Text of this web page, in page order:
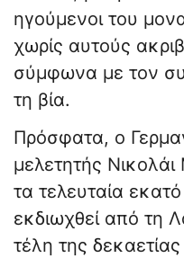
ηγούμενοι του
χωρίς αυτούς
σύμφωνα με τον
τη βία.
Πρόσφατα, ο
μελετητής Νικολάι
τα τελευταία
εκδιωχθεί από τη
τέλη της